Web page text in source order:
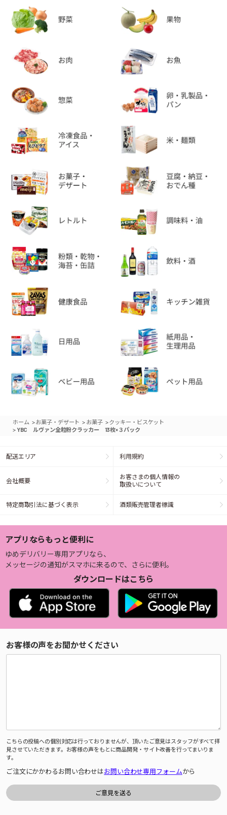
ホーム >お菓子・デザート > お菓子 >クッキー・ビスケット
> YBC ルヴァン全粒粉クラッカー 13枚×３パック
配送エリア 利用規約
会社概要
お客さまの個人情報の
取扱いについて
特定商取引法に基づく表示 酒類販売管理者標識
アプリならもっと便利に
ゆめデリバリー専用アプリなら、
メッセージの通知がスマホに来るので、さらに便利。
ダウンロードはこちら
お客様の声をお聞かせください
こちらの投稿への個別対応は行っておりませんが、頂いたご意見はスタッフがすべて拝
見させていただきます。お客様の声をもとに商品開発・サイト改善を行ってまいりま
す。
ご注文にかかわるお問い合わせはお問い合わせ専用フォームから